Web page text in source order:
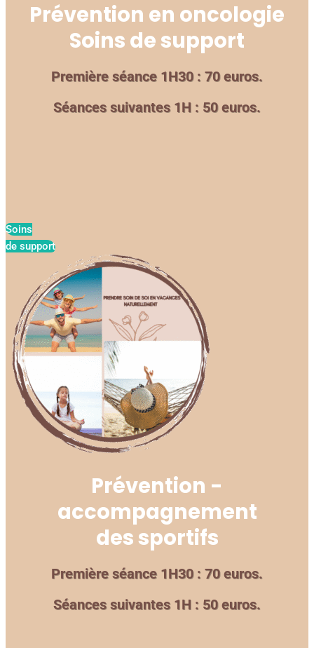
Prévention en oncologie
Soins de support
Première séance 1H30 : 70 euros.
Séances suivantes 1H : 50 euros.
Soins
de support
Prévention -
accompagnement
des sportifs
Première séance 1H30 : 70 euros.
Séances suivantes 1H : 50 euros.